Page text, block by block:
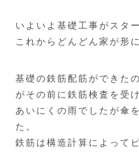
いよいよ基礎工事がスタ
これからどんどん家が形
基礎の鉄筋配筋ができた
がその前に鉄筋検査を受け
あいにくの雨でしたが傘
た。
鉄筋は構造計算によって